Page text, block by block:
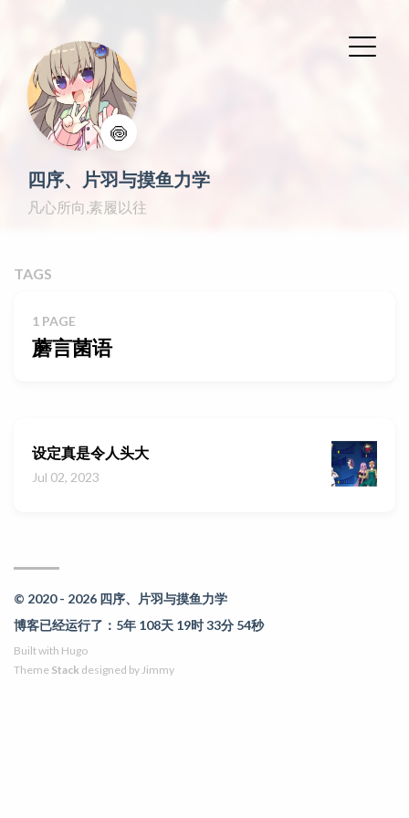
🍥
四序、片羽与摸鱼力学
凡心所向,素履以往
TAGS
1 PAGE
蘑言菌语
设定真是令人头大
Jul 02, 2023
© 2020 - 2026 四序、片羽与摸鱼力学
博客已经运行了：5年 108天 19时 33分 54秒
Built with Hugo
Theme Stack designed by Jimmy